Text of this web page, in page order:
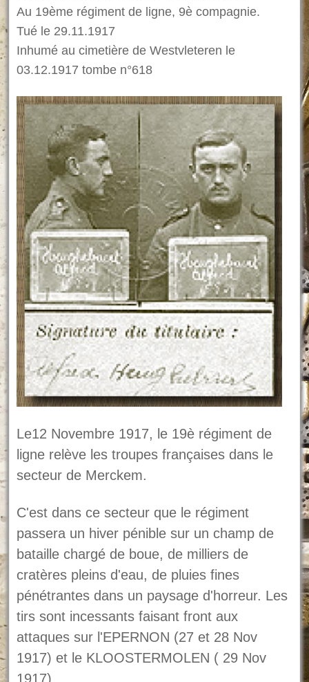
Au 19ème régiment de ligne, 9è compagnie.
Tué le 29.11.1917
Inhumé au cimetière de Westvleteren le
03.12.1917 tombe n°618
Le12 Novembre 1917, le 19è régiment de
ligne relève les troupes françaises dans le
secteur de Merckem.
C'est dans ce secteur que le régiment
passera un hiver pénible sur un champ de
bataille chargé de boue, de milliers de
cratères pleins d'eau, de pluies fines
pénétrantes dans un paysage d'horreur. Les
tirs sont incessants faisant front aux
attaques sur l'EPERNON (27 et 28 Nov
1917) et le KLOOSTERMOLEN ( 29 Nov
1917).